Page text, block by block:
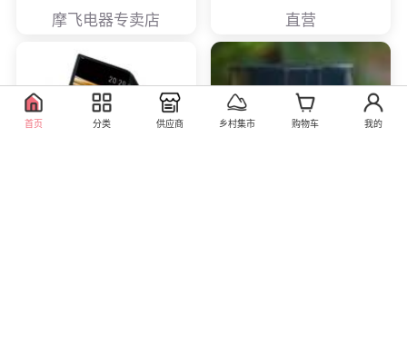
摩飞电器专卖店 直营
首页 分类 供应商 乡村集市 购物车 我的